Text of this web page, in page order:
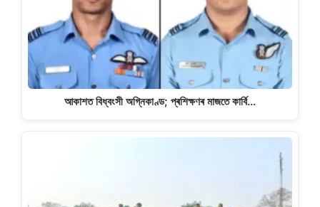
আকাশত বিধ্বংসী অগ্নিকাণ্ড; প্ৰশিক্ষণৰ মাজতে কাৰ্বি…